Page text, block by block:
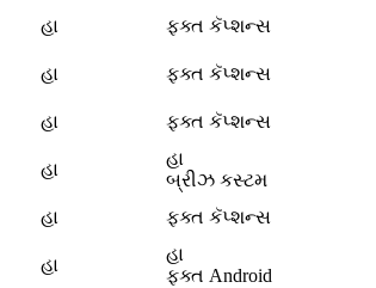
હા
ફક્ત કૅપ્શન્સ
હા
ફક્ત કૅપ્શન્સ
હા
ફક્ત કૅપ્શન્સ
હા
હા
બ્રીઝ કસ્ટમ
હા
ફક્ત કૅપ્શન્સ
હા
હા
ફક્ત Android